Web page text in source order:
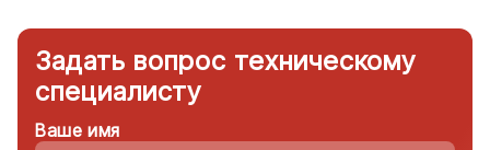
Задать вопрос техническому
специалисту
Ваше имя